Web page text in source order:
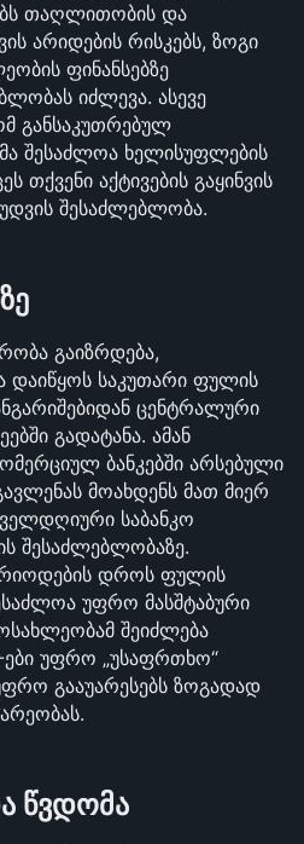
თაღლითობის და
არიდების რისკებს, ზოგი
ფინანსებზე
იძლევა. ასევე
განსაკუთრებულ
შესაძლოა ხელისუფლების
თქვენი აქტივების გაყინვის
შესაძლებლობა.
გაიზრდება,
დაიწყოს საკუთარი ფულის
ცენტრალური
გადატანა. ამან
ბანკებში არსებული
მოახდენს მათ მიერ
საბანკო
შესაძლებლობაზე.
დროს ფულის
უფრო მასშტაბური
შეიძლება
უფრო „უსაფრთხო“
გააუარესებს ზოგადად
წვდომა